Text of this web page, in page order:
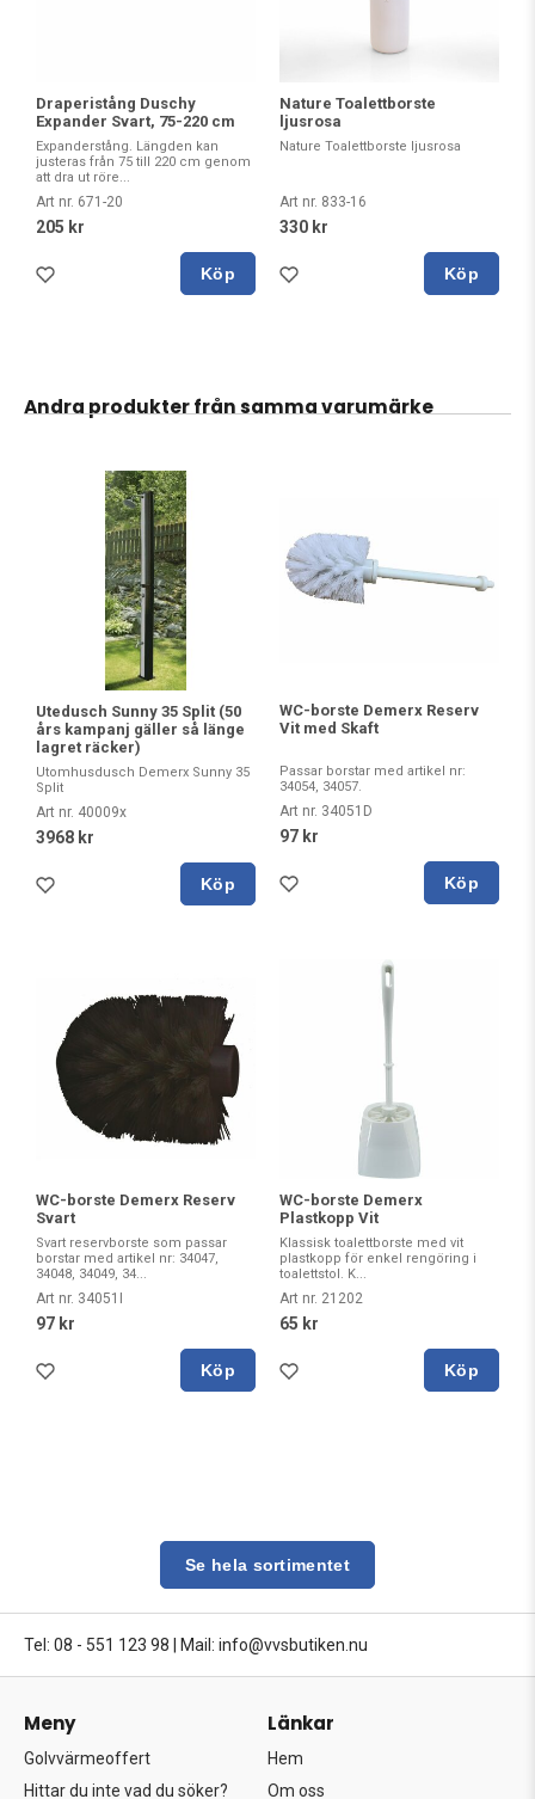
Draperistång Duschy
Expander Svart, 75-220 cm
Expanderstång. Längden kan
justeras från 75 till 220 cm genom
att dra ut röre...
Art nr. 671-20
205 kr
Köp
Nature Toalettborste
ljusrosa
Nature Toalettborste ljusrosa
Art nr. 833-16
330 kr
Köp
Andra produkter från samma varumärke
Utedusch Sunny 35 Split (50
års kampanj gäller så länge
lagret räcker)
Utomhusdusch Demerx Sunny 35
Split
Art nr. 40009x
3968 kr
Köp
WC-borste Demerx Reserv
Vit med Skaft
Passar borstar med artikel nr:
34054, 34057.
Art nr. 34051D
97 kr
Köp
WC-borste Demerx Reserv
Svart
Svart reservborste som passar
borstar med artikel nr: 34047,
34048, 34049, 34...
Art nr. 34051I
97 kr
Köp
WC-borste Demerx
Plastkopp Vit
Klassisk toalettborste med vit
plastkopp för enkel rengöring i
toalettstol. K...
Art nr. 21202
65 kr
Köp
Se hela sortimentet
Tel: 08 - 551 123 98 Mail: info@vvsbutiken.nu
Meny
Golvvärmeoffert
Hittar du inte vad du söker?
Länkar
Hem
Om oss